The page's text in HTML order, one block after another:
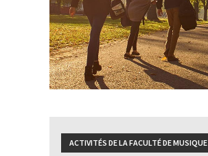
ACTIVITÉS DE LA FACULTÉ DE MUSIQUE